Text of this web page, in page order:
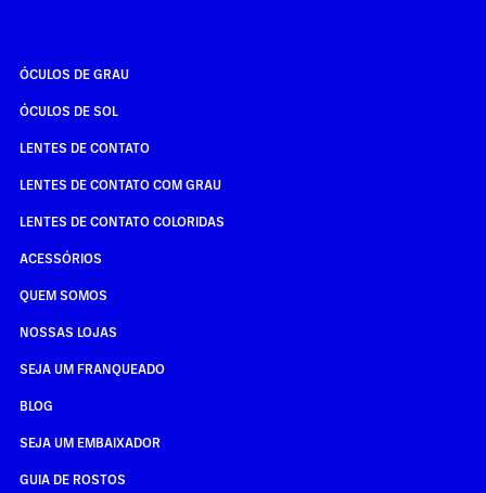
ÓCULOS DE GRAU
ÓCULOS DE SOL
LENTES DE CONTATO
LENTES DE CONTATO COM GRAU
LENTES DE CONTATO COLORIDAS
ACESSÓRIOS
QUEM SOMOS
NOSSAS LOJAS
SEJA UM FRANQUEADO
BLOG
SEJA UM EMBAIXADOR
GUIA DE ROSTOS